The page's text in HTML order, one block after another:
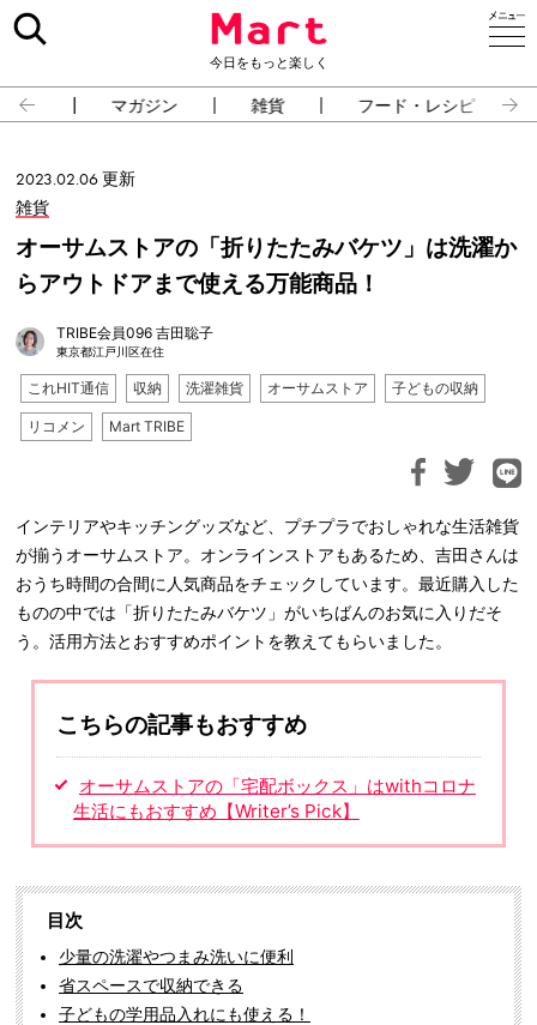
今日をもっと楽しく
占い マガジン 雑貨 フード・レシピ
2023.02.06 更新
雑貨
オーサムストアの「折りたたみバケツ」は洗濯か
らアウトドアまで使える万能商品！
TRIBE会員096 吉田聡子
東京都江戸川区在住
これHIT通信 収納 洗濯雑貨 オーサムストア 子どもの収納
リコメン Mart TRIBE
インテリアやキッチングッズなど、プチプラでおしゃれな生活雑貨
が揃うオーサムストア。オンラインストアもあるため、吉田さんは
おうち時間の合間に人気商品をチェックしています。最近購入した
ものの中では「折りたたみバケツ」がいちばんのお気に入りだそ
う。活用方法とおすすめポイントを教えてもらいました。
こちらの記事もおすすめ
オーサムストアの「宅配ボックス」はwithコロナ
生活にもおすすめ【Writer’s Pick】
目次
少量の洗濯やつまみ洗いに便利
省スペースで収納できる
子どもの学用品入れにも使える！